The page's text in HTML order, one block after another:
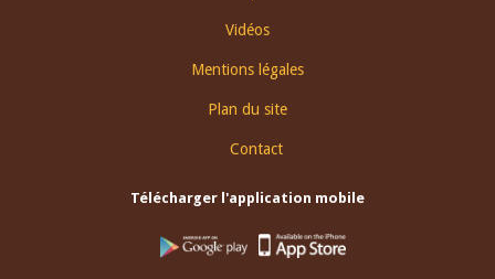
Vidéos
Mentions légales
Plan du site
Contact
Télécharger l'application mobile